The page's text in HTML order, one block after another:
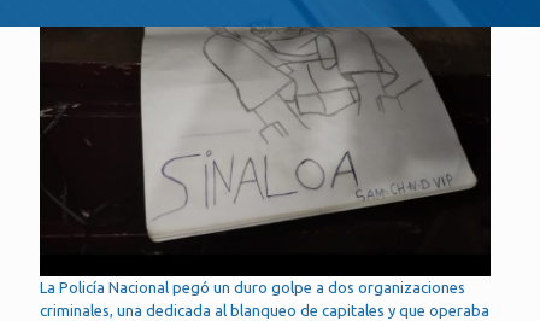
La Policía Nacional pegó un duro golpe a dos organizaciones
criminales, una dedicada al blanqueo de capitales y que operaba